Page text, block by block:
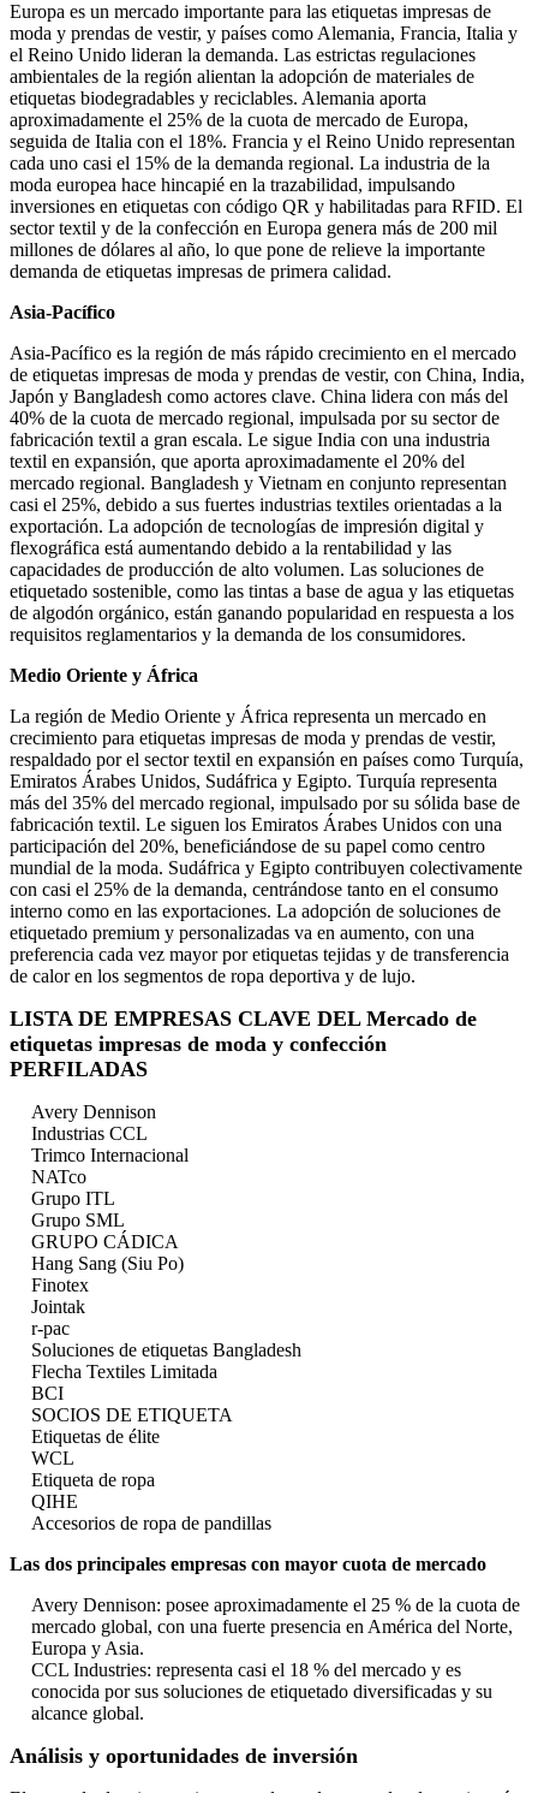
Europa es un mercado importante para las etiquetas impresas de
moda y prendas de vestir, y países como Alemania, Francia, Italia y
el Reino Unido lideran la demanda. Las estrictas regulaciones
ambientales de la región alientan la adopción de materiales de
etiquetas biodegradables y reciclables. Alemania aporta
aproximadamente el 25% de la cuota de mercado de Europa,
seguida de Italia con el 18%. Francia y el Reino Unido representan
cada uno casi el 15% de la demanda regional. La industria de la
moda europea hace hincapié en la trazabilidad, impulsando
inversiones en etiquetas con código QR y habilitadas para RFID. El
sector textil y de la confección en Europa genera más de 200 mil
millones de dólares al año, lo que pone de relieve la importante
demanda de etiquetas impresas de primera calidad.
Asia-Pacífico
Asia-Pacífico es la región de más rápido crecimiento en el mercado
de etiquetas impresas de moda y prendas de vestir, con China, India,
Japón y Bangladesh como actores clave. China lidera con más del
40% de la cuota de mercado regional, impulsada por su sector de
fabricación textil a gran escala. Le sigue India con una industria
textil en expansión, que aporta aproximadamente el 20% del
mercado regional. Bangladesh y Vietnam en conjunto representan
casi el 25%, debido a sus fuertes industrias textiles orientadas a la
exportación. La adopción de tecnologías de impresión digital y
flexográfica está aumentando debido a la rentabilidad y las
capacidades de producción de alto volumen. Las soluciones de
etiquetado sostenible, como las tintas a base de agua y las etiquetas
de algodón orgánico, están ganando popularidad en respuesta a los
requisitos reglamentarios y la demanda de los consumidores.
Medio Oriente y África
La región de Medio Oriente y África representa un mercado en
crecimiento para etiquetas impresas de moda y prendas de vestir,
respaldado por el sector textil en expansión en países como Turquía,
Emiratos Árabes Unidos, Sudáfrica y Egipto. Turquía representa
más del 35% del mercado regional, impulsado por su sólida base de
fabricación textil. Le siguen los Emiratos Árabes Unidos con una
participación del 20%, beneficiándose de su papel como centro
mundial de la moda. Sudáfrica y Egipto contribuyen colectivamente
con casi el 25% de la demanda, centrándose tanto en el consumo
interno como en las exportaciones. La adopción de soluciones de
etiquetado premium y personalizadas va en aumento, con una
preferencia cada vez mayor por etiquetas tejidas y de transferencia
de calor en los segmentos de ropa deportiva y de lujo.
LISTA DE EMPRESAS CLAVE DEL Mercado de
etiquetas impresas de moda y confección
PERFILADAS
Avery Dennison
Industrias CCL
Trimco Internacional
NATco
Grupo ITL
Grupo SML
GRUPO CÁDICA
Hang Sang (Siu Po)
Finotex
Jointak
r-pac
Soluciones de etiquetas Bangladesh
Flecha Textiles Limitada
BCI
SOCIOS DE ETIQUETA
Etiquetas de élite
WCL
Etiqueta de ropa
QIHE
Accesorios de ropa de pandillas
Las dos principales empresas con mayor cuota de mercado
Avery Dennison: posee aproximadamente el 25 % de la cuota de
mercado global, con una fuerte presencia en América del Norte,
Europa y Asia.
CCL Industries: representa casi el 18 % del mercado y es
conocida por sus soluciones de etiquetado diversificadas y su
alcance global.
Análisis y oportunidades de inversión